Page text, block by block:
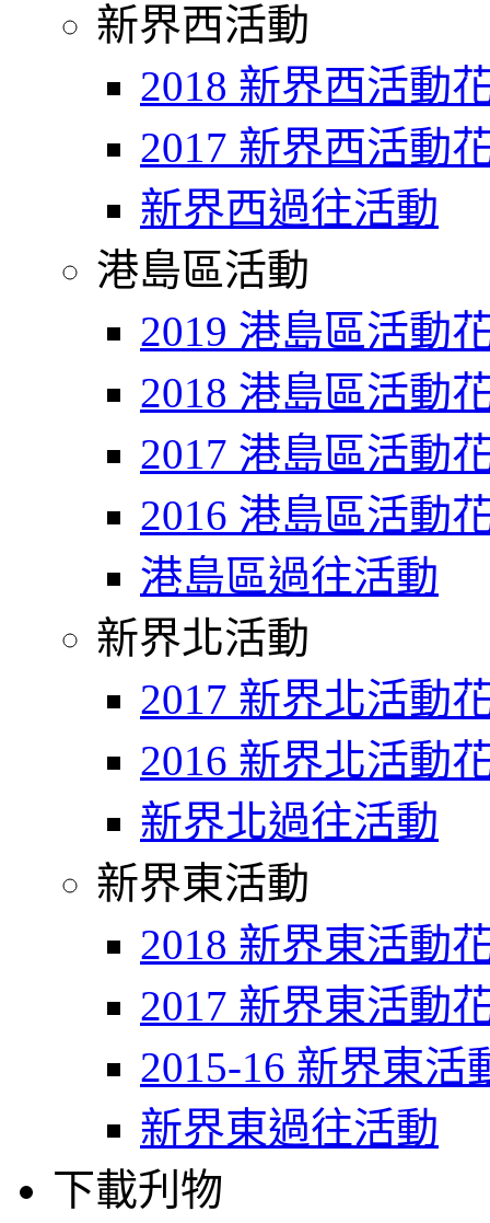
新界西活動
2018 新界西活動
2017 新界西活動
新界西過往活動
港島區活動
2019 港島區活動
2018 港島區活動
2017 港島區活動
2016 港島區活動
港島區過往活動
新界北活動
2017 新界北活動
2016 新界北活動
新界北過往活動
新界東活動
2018 新界東活動
2017 新界東活動
2015-16 新界東活
新界東過往活動
下載刋物